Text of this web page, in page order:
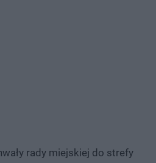
rady miejskiej do strefy